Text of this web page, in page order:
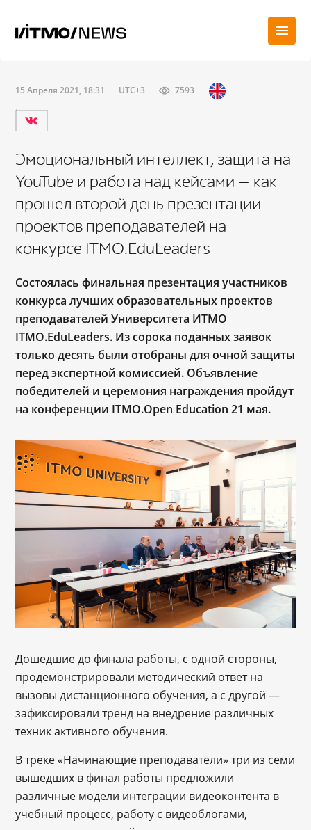
15 Апреля 2021, 18:31 UTC+3 7593
Эмоциональный интеллект, защита на
YouTube и работа над кейсами — как
прошел второй день презентации
проектов преподавателей на
конкурсе ITMO.EduLeaders
Состоялась финальная презентация участников
конкурса лучших образовательных проектов
преподавателей Университета ИТМО
ITMO.EduLeaders. Из сорока поданных заявок
только десять были отобраны для очной защиты
перед экспертной комиссией. Объявление
победителей и церемония награждения пройдут
на конференции ITMO.Open Education 21 мая.
Дошедшие до финала работы, с одной стороны,
продемонстрировали методический ответ на
вызовы дистанционного обучения, а с другой —
зафиксировали тренд на внедрение различных
техник активного обучения.
В треке «Начинающие преподаватели» три из семи
вышедших в финал работы предложили
различные модели интеграции видеоконтента в
учебный процесс, работу с видеоблогами,